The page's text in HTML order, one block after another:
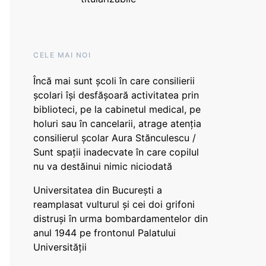
CELE MAI NOI
Încă mai sunt școli în care consilierii
școlari își desfășoară activitatea prin
biblioteci, pe la cabinetul medical, pe
holuri sau în cancelarii, atrage atenția
consilierul școlar Aura Stănculescu /
Sunt spații inadecvate în care copilul
nu va destăinui nimic niciodată
Universitatea din București a
reamplasat vulturul și cei doi grifoni
distruși în urma bombardamentelor din
anul 1944 pe frontonul Palatului
Universității